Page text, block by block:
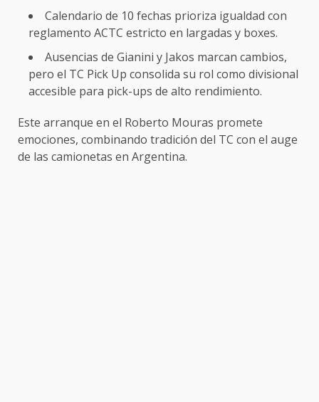
Calendario de 10 fechas prioriza igualdad con
reglamento ACTC estricto en largadas y boxes.
Ausencias de Gianini y Jakos marcan cambios,
pero el TC Pick Up consolida su rol como divisional
accesible para pick-ups de alto rendimiento.
Este arranque en el Roberto Mouras promete
emociones, combinando tradición del TC con el auge
de las camionetas en Argentina.